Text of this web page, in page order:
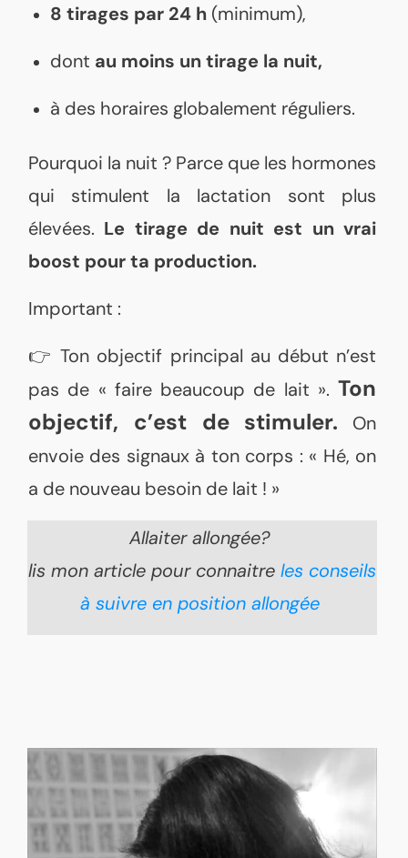
8 tirages par 24 h (minimum),
dont au moins un tirage la nuit,
à des horaires globalement réguliers.
Pourquoi la nuit ? Parce que les hormones
qui stimulent la lactation sont plus
élevées. Le tirage de nuit est un vrai
boost pour ta production.
Important :
👉 Ton objectif principal au début n’est
pas de « faire beaucoup de lait ». Ton
objectif, c’est de stimuler. On
envoie des signaux à ton corps : « Hé, on
a de nouveau besoin de lait ! »
Allaiter allongée?
lis mon article pour connaitre les conseils
à suivre en position allongée